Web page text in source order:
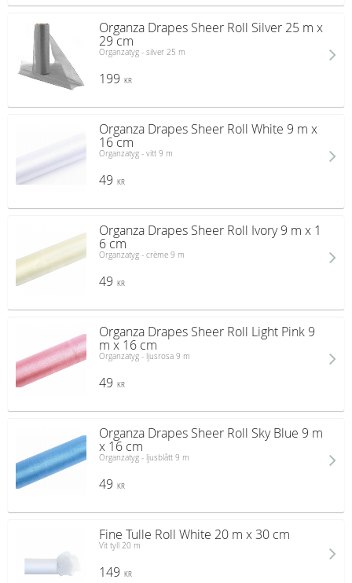
Organza Drapes Sheer Roll Silver 25 m x
29 cm
Organzatyg - silver 25 m
199 KR
Organza Drapes Sheer Roll White 9 m x
16 cm
Organzatyg - vitt 9 m
49 KR
Organza Drapes Sheer Roll Ivory 9 m x 1
6 cm
Organzatyg - crème 9 m
49 KR
Organza Drapes Sheer Roll Light Pink 9
m x 16 cm
Organzatyg - ljusrosa 9 m
49 KR
Organza Drapes Sheer Roll Sky Blue 9 m
x 16 cm
Organzatyg - ljusblått 9 m
49 KR
Fine Tulle Roll White 20 m x 30 cm
Vit tyll 20 m
149 KR